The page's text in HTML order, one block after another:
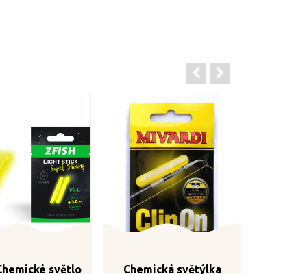
světlo
Chemická světýlka